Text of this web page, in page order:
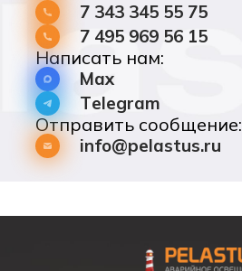
7 343 345 55 75
7 495 969 56 15
Написать нам:
Max
Telegram
Отправить сообщение:
info@pelastus.ru